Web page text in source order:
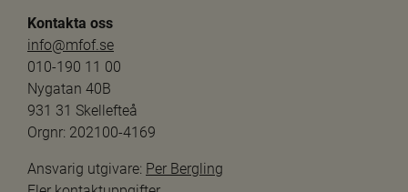
Kontakta oss
info@mfof.se
010-190 11 00
Nygatan 40B
931 31 Skellefteå
Orgnr: 202100-4169
Ansvarig utgivare: Per Bergling